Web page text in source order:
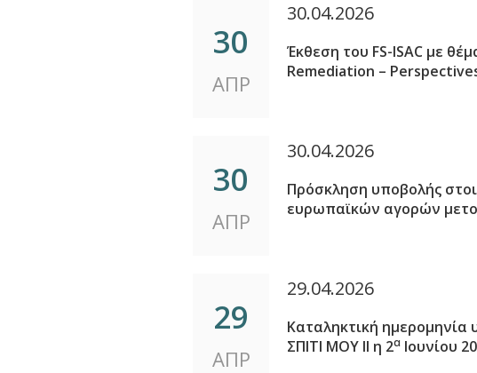
30
ΑΠΡ
30.04.2026
Έκθεση του FS-ISAC με
Remediation –
30
ΑΠΡ
30.04.2026
Πρόσκληση υποβολής
ευρωπαϊκών αγορών
29
ΑΠΡ
29.04.2026
Καταληκτική
ΣΠΙΤΙ ΜΟΥ ΙΙ η 2α Ιουνίου